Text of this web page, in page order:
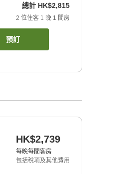
總計 HK$2,815
2 位住客 1 晚 1 間房
預訂
HK$2,739
每晚每間客房
包括稅項及其他費用